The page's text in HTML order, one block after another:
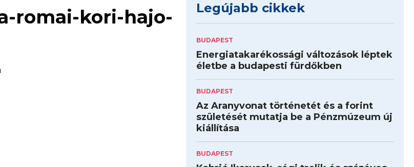
romai-kori-hajo-
Legújabb cikkek
BUDAPEST
Energiatakarékossági változások léptek
életbe a budapesti fürdőkben
BUDAPEST
Az Aranyvonat történetét és a forint
születését mutatja be a Pénzmúzeum új
kiállítása
BUDAPEST